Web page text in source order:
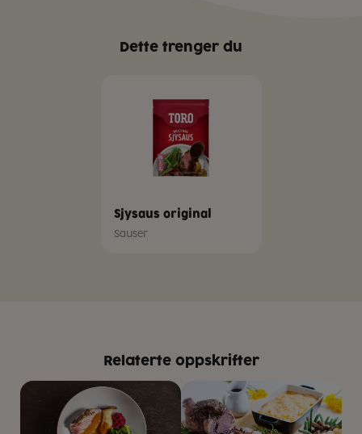
Dette trenger du
Sjysaus original
Sauser
Relaterte oppskrifter